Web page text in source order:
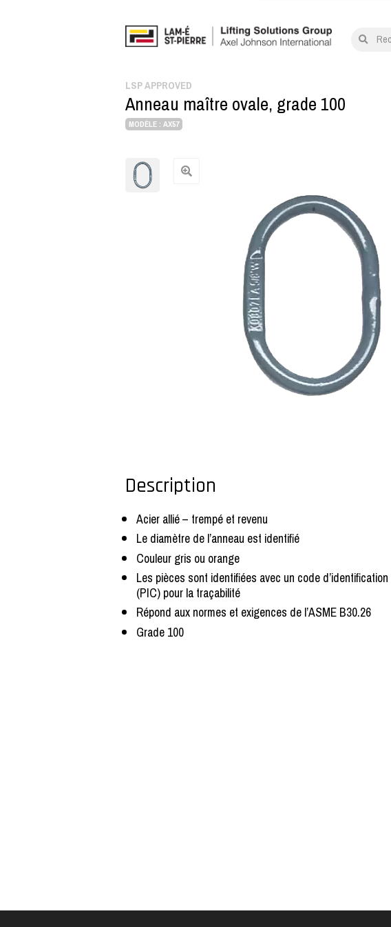
LSP APPROVED
Anneau maître ovale, grade 100
MODÈLE : AX57
Description
Acier allié – trempé et revenu
Le diamètre de l’anneau est identifié
Couleur gris ou orange
Les pièces sont identifiées avec un code
(PIC) pour la traçabilité
Répond aux normes et exigences de l’ASME B30.26
Grade 100